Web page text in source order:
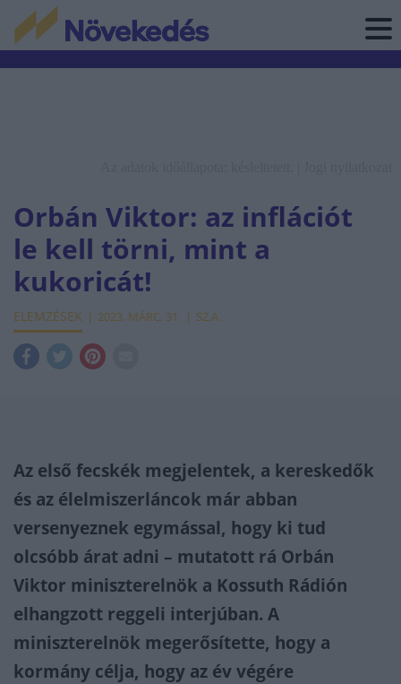
Orbán Viktor: az inflációt
le kell törni, mint a
kukoricát!
ELEMZÉSEK 2023. MÁRC. 31. SZ.A.
Az első fecskék megjelentek, a kereskedők
és az élelmiszerláncok már abban
versenyeznek egymással, hogy ki tud
olcsóbb árat adni – mutatott rá Orbán
Viktor miniszterelnök a Kossuth Rádión
elhangzott reggeli interjúban. A
miniszterelnök megerősítette, hogy a
kormány célja, hogy az év végére